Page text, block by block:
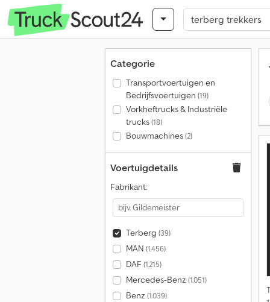
Categorie
Transportvoertuigen en
Bedrijfsvoertuigen (19)
Vorkheftrucks & Industriële
trucks(18)
Bouwmachines(2)
Voertuigdetails
Fabrikant:
Terberg (39)
MAN (1.456)
DAF (1.215)
Mercedes-Benz (1.051)
Benz (1.039)